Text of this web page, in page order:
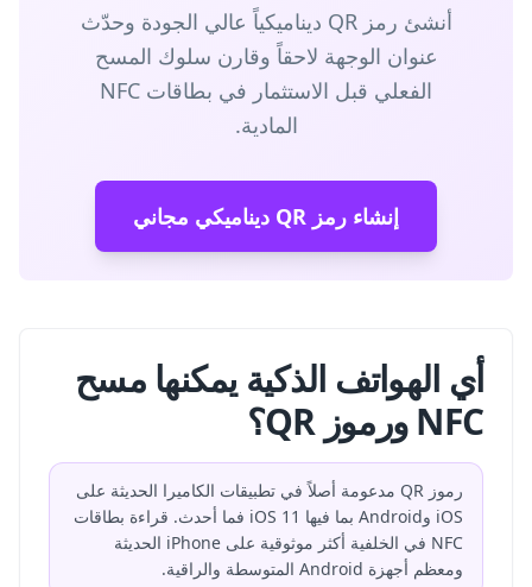
أنشئ رمز QR ديناميكياً عالي الجودة وحدّث
عنوان الوجهة لاحقاً وقارن سلوك المسح
الفعلي قبل الاستثمار في بطاقات NFC
المادية.
إنشاء رمز QR ديناميكي مجاني
أي الهواتف الذكية يمكنها مسح
NFC ورموز QR؟
رموز QR مدعومة أصلاً في تطبيقات الكاميرا الحديثة على
iOS وAndroid بما فيها iOS 11 فما أحدث. قراءة بطاقات
NFC في الخلفية أكثر موثوقية على iPhone الحديثة
ومعظم أجهزة Android المتوسطة والراقية.